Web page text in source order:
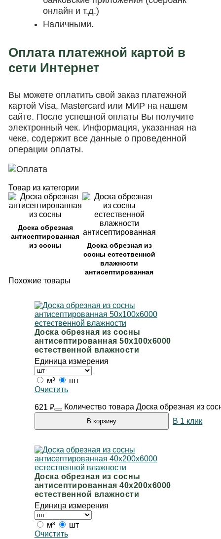
онлайн и т.д.)
Наличными.
Оплата платежной картой в
сети Интернет
Вы можете оплатить свой заказ платежной
картой Visa, Mastercard или МИР на нашем
сайте. После успешной оплаты Вы получите
электронный чек. Информация, указанная на
чеке, содержит все данные о проведенной
операции оплаты.
Товар из категории
Доска обрезная
антисептированная
из сосны
Доска обрезная из
сосны естественной
влажности
антисептированная
Похожие товары
Доска обрезная из сосны
антисептированная 50х100х6000
естественной влажности
Единица измерения
м³
шт
Очистить
621 ₽ Количество товара Доска обрезная из
В корзину В 1 клик
Доска обрезная из сосны
антисептированная 40х200х6000
естественной влажности
Единица измерения
м³
шт
Очистить